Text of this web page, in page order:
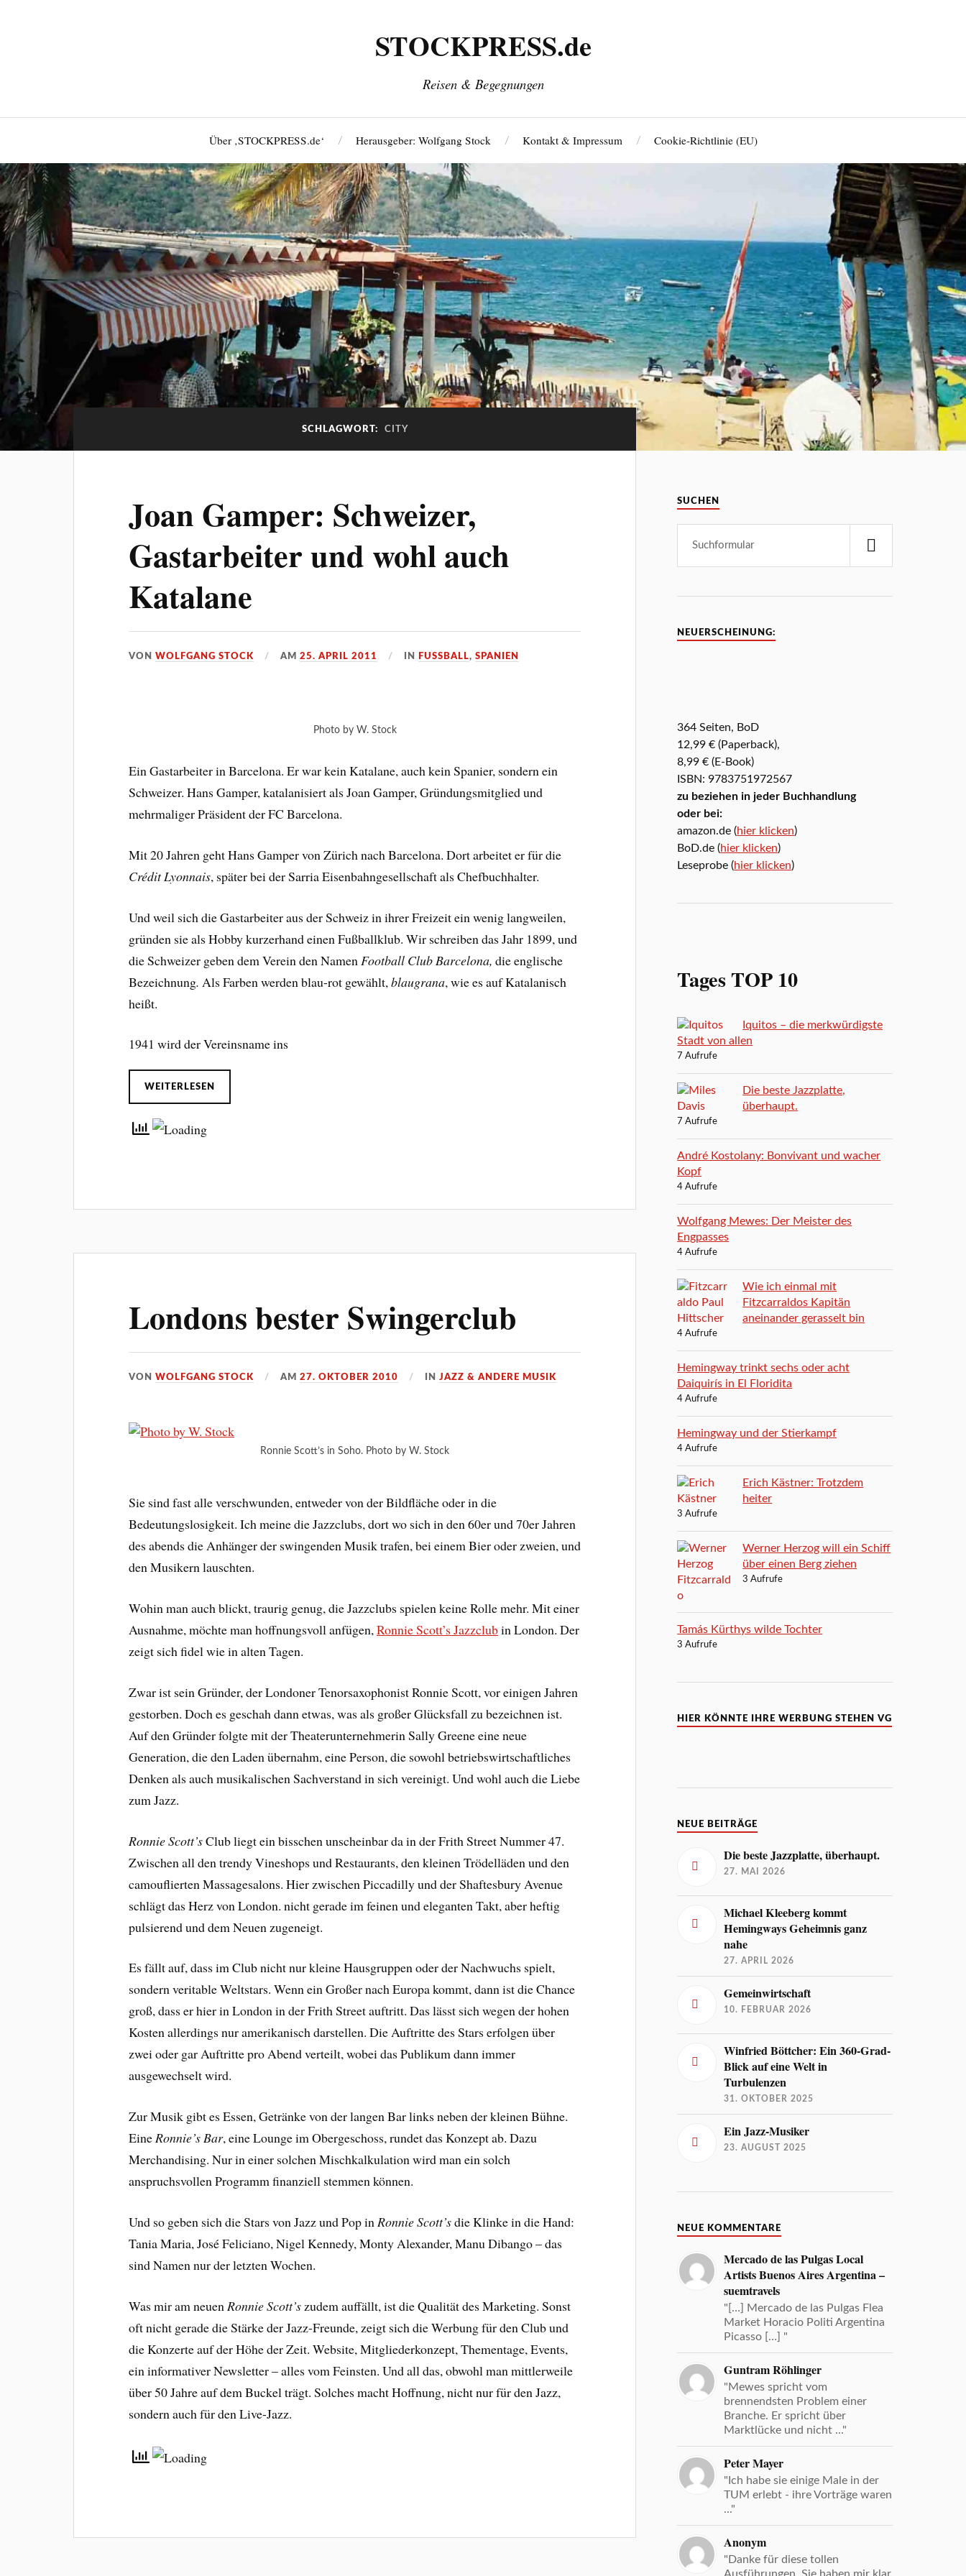
STOCKPRESS.de
Reisen & Begegnungen
Über ‚STOCKPRESS.de‘ Herausgeber: Wolfgang Stock Kontakt & Impressum Cookie-Richtlinie (EU)
SCHLAGWORT: CITY
Joan Gamper: Schweizer,
Gastarbeiter und wohl auch
Katalane
VONWOLFGANG STOCK AM25. APRIL 2011 IN FUSSBALL,SPANIEN
Photo by W. Stock
Ein Gastarbeiter in Barcelona. Er war kein Katalane, auch kein Spanier, sondern ein
Schweizer. Hans Gamper, katalanisiert als Joan Gamper, Gründungsmitglied und
mehrmaliger Präsident der FC Barcelona.
Mit 20 Jahren geht Hans Gamper von Zürich nach Barcelona. Dort arbeitet er für die
Crédit Lyonnais, später bei der Sarria Eisenbahngesellschaft als Chefbuchhalter.
Und weil sich die Gastarbeiter aus der Schweiz in ihrer Freizeit ein wenig langweilen,
gründen sie als Hobby kurzerhand einen Fußballklub. Wir schreiben das Jahr 1899, und
die Schweizer geben dem Verein den Namen Football Club Barcelona,die englische
Bezeichnung. Als Farben werden blau-rot gewählt,blaugrana, wie es auf Katalanisch
heißt.
1941 wird der Vereinsname ins
WEITERLESEN
Londons bester Swingerclub
VONWOLFGANG STOCK AM27. OKTOBER 2010 INJAZZ & ANDERE MUSIK
Ronnie Scott’s in Soho. Photo by W. Stock
Sie sind fast alle verschwunden, entweder von der Bildfläche oder in die
Bedeutungslosigkeit. Ich meine die Jazzclubs, dort wo sich in den 60er und 70er Jahren
des abends die Anhänger der swingenden Musik trafen, bei einem Bier oder zweien, und
den Musikern lauschten.
Wohin man auch blickt, traurig genug, die Jazzclubs spielen keine Rolle mehr. Mit einer
Ausnahme, möchte man hoffnungsvoll anfügen,Ronnie Scott’s Jazzclubin London. Der
zeigt sich fidel wie in alten Tagen.
Zwar ist sein Gründer, der Londoner Tenorsaxophonist Ronnie Scott, vor einigen Jahren
gestorben. Doch es geschah dann etwas, was als großer Glücksfall zu bezeichnen ist.
Auf den Gründer folgte mit der Theaterunternehmerin Sally Greene eine neue
Generation, die den Laden übernahm, eine Person, die sowohl betriebswirtschaftliches
Denken als auch musikalischen Sachverstand in sich vereinigt. Und wohl auch die Liebe
zum Jazz.
Ronnie Scott’sClub liegt ein bisschen unscheinbar da in der Frith Street Nummer 47.
Zwischen all den trendy Vineshops und Restaurants, den kleinen Trödelläden und den
camouflierten Massagesalons. Hier zwischen Piccadilly und der Shaftesbury Avenue
schlägt das Herz von London. nicht gerade im feinen und eleganten Takt, aber heftig
pulsierend und dem Neuen zugeneigt.
Es fällt auf, dass im Club nicht nur kleine Hausgruppen oder der Nachwuchs spielt,
sondern veritable Weltstars. Wenn ein Großer nach Europa kommt, dann ist die Chance
groß, dass er hier in London in der Frith Street auftritt. Das lässt sich wegen der hohen
Kosten allerdings nur amerikanisch darstellen. Die Auftritte des Stars erfolgen über
zwei oder gar Auftritte pro Abend verteilt, wobei das Publikum dann immer
ausgewechselt wird.
Zur Musik gibt es Essen, Getränke von der langen Bar links neben der kleinen Bühne.
EineRonnie’s Bar, eine Lounge im Obergeschoss, rundet das Konzept ab. Dazu
Merchandising. Nur in einer solchen Mischkalkulation wird man ein solch
anspruchsvollen Programm finanziell stemmen können.
Und so geben sich die Stars von Jazz und Pop in Ronnie Scott’sdie Klinke in die Hand:
Tania Maria, José Feliciano, Nigel Kennedy, Monty Alexander, Manu Dibango – das
sind Namen nur der letzten Wochen.
Was mir am neuen Ronnie Scott’s zudem auffällt, ist die Qualität des Marketing. Sonst
oft nicht gerade die Stärke der Jazz-Freunde, zeigt sich die Werbung für den Club und
die Konzerte auf der Höhe der Zeit. Website, Mitgliederkonzept, Thementage, Events,
ein informativer Newsletter – alles vom Feinsten. Und all das, obwohl man mittlerweile
über 50 Jahre auf dem Buckel trägt. Solches macht Hoffnung, nicht nur für den Jazz,
sondern auch für den Live-Jazz.
SUCHEN
NEUERSCHEINUNG:
364 Seiten, BoD
12,99 € (Paperback),
8,99 € (E-Book)
ISBN: 9783751972567
zu beziehen in jeder Buchhandlung
oder bei:
amazon.de (hier klicken)
BoD.de (hier klicken)
Leseprobe (hier klicken)
Tages TOP 10
Iquitos – die merkwürdigste
Stadt von allen
7 Aufrufe
Die beste Jazzplatte,
überhaupt.
7 Aufrufe
André Kostolany: Bonvivant und wacher
Kopf
4 Aufrufe
Wolfgang Mewes: Der Meister des
Engpasses
4 Aufrufe
Wie ich einmal mit
Fitzcarraldos Kapitän
aneinander gerasselt bin
4 Aufrufe
Hemingway trinkt sechs oder acht
Daiquirís in El Floridita
4 Aufrufe
Hemingway und der Stierkampf
4 Aufrufe
Erich Kästner: Trotzdem
heiter
3 Aufrufe
Werner Herzog will ein Schiff
über einen Berg ziehen
3 Aufrufe
Tamás Kürthys wilde Tochter
3 Aufrufe
HIER KÖNNTE IHRE WERBUNG STEHEN VG
NEUE BEITRÄGE
Die beste Jazzplatte, überhaupt.
27. MAI 2026
Michael Kleeberg kommt
Hemingways Geheimnis ganz
nahe
27. APRIL 2026
Gemeinwirtschaft
10. FEBRUAR 2026
Winfried Böttcher: Ein 360-Grad-
Blick auf eine Welt in
Turbulenzen
31. OKTOBER 2025
Ein Jazz-Musiker
23. AUGUST 2025
NEUE KOMMENTARE
Mercado de las Pulgas Local
Artists Buenos Aires Argentina –
suemtravels
"[…] Mercado de las Pulgas Flea
Market Horacio Politi Argentina
Picasso […] "
Guntram Röhlinger
"Mewes spricht vom
brennendsten Problem einer
Branche. Er spricht über
Marktlücke und nicht ..."
Peter Mayer
"Ich habe sie einige Male in der
TUM erlebt - ihre Vorträge waren
..."
Anonym
"Danke für diese tollen
Ausführungen. Sie haben mir klar